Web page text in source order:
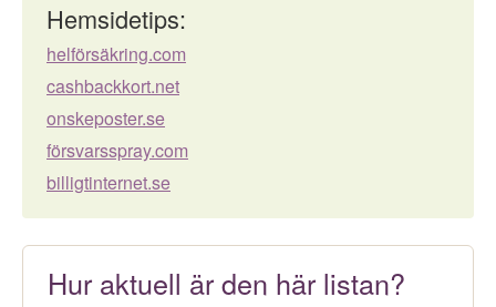
Hemsidetips:
helförsäkring.com
cashbackkort.net
onskeposter.se
försvarsspray.com
billigtinternet.se
Hur aktuell är den här listan?